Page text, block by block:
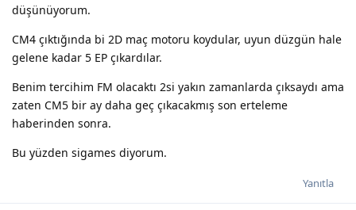
düşünüyorum.
CM4 çıktığında bi 2D maç motoru koydular, uyun düzgün hale
gelene kadar 5 EP çıkardılar.
Benim tercihim FM olacaktı 2si yakın zamanlarda çıksaydı ama
zaten CM5 bir ay daha geç çıkacakmış son erteleme
haberinden sonra.
Bu yüzden sigames diyorum.
Yanıtla